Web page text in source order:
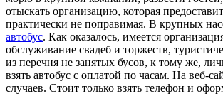
отыскать организацию, которая
практически не поправимая. В крупных
автобус. Как оказалось, имеется
обслуживание свадеб и торжеств,
из перечня не занятых бусов, к тому же,
взять автобус с оплатой по часам. На веб-
случаев. Стоит только взять телефон и